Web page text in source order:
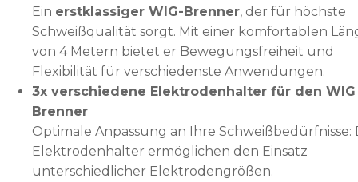
Ein erstklassiger WIG-Brenner, der für höchste
Schweißqualität sorgt. Mit einer komfortablen
von 4 Metern bietet er Bewegungsfreiheit und
Flexibilität für verschiedenste Anwendungen.
3x verschiedene Elektrodenhalter für den WIG
Brenner
Optimale Anpassung an Ihre Schweißbedürfnisse:
Elektrodenhalter ermöglichen den Einsatz
unterschiedlicher Elektrodengrößen.